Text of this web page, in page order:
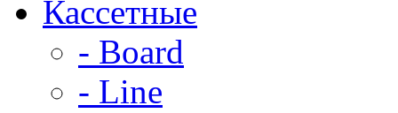
Кассетные
- Board
- Line